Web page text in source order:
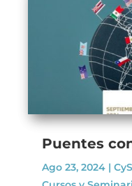
Puentes
Ago 23, 2024 |